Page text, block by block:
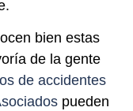
bien estas
de la gente
de accidentes
pueden